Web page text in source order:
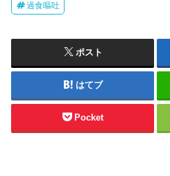
過食嘔吐
ポスト
はてブ
Pocket